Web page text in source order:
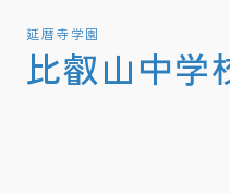
延暦寺学園
比叡山中学